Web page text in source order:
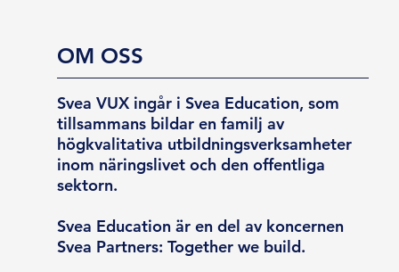
OM OSS
Svea VUX ingår i Svea Education, som
tillsammans bildar en familj av
högkvalitativa utbildningsverksamheter
inom näringslivet och den offentliga
sektorn.
Svea Education är en del av koncernen
Svea Partners: Together we build.